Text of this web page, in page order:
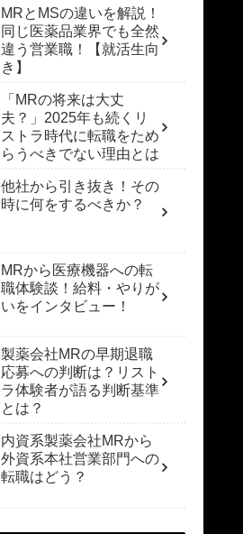
MRとMSの違いを解説！
同じ医薬品業界でも全然
違う営業職！【就活生向
き】
「MRの将来は大丈
夫？」2025年も続くリ
ストラ時代に転職をため
らうべきでない理由とは
他社から引き抜き！その
時に何をするべきか？
MRから医療機器への転
職体験談！給料・やりが
いをインタビュー！
製薬会社MRの早期退職
応募への判断は？リスト
ラ体験者が語る判断基準
とは？
内資系製薬会社MRから
外資系本社営業部門への
転職はどう？